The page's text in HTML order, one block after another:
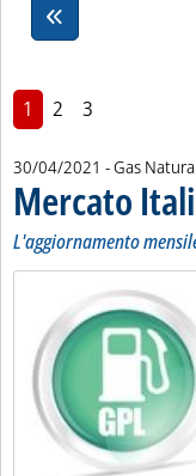
1 2 3
30/04/2021 - Gas
Mercato
L'aggiornamento
Lista allegati